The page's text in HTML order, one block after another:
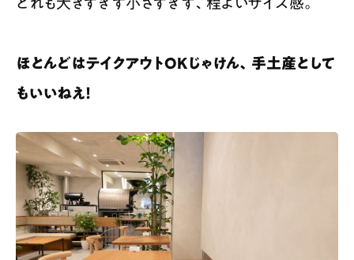
ほとんどはテイクアウトOKじゃけん、手土産として
もいいねえ！